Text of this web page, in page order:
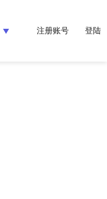
注册账号 登陆